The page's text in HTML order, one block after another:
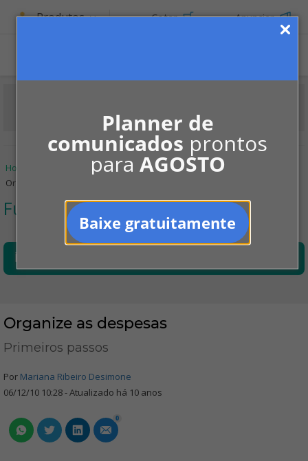
Planner de
comunicados prontos
para AGOSTO
Baixe gratuitamente
Produtos Cotar Anunciar
Home Administração
Fui eleito síndico
Organize as despesas
Fui eleito síndico
Organize as despesas
Primeiros passos
Por Mariana Ribeiro Desimone
06/12/10 10:28 - Atualizado há 10 anos
0